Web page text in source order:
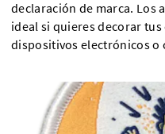
declaración de marca. Los
ideal si quieres decorar
dispositivos electrónicos